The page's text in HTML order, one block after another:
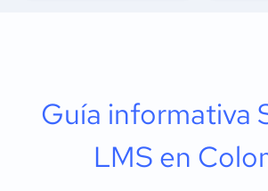
Guía informativa
LMS en